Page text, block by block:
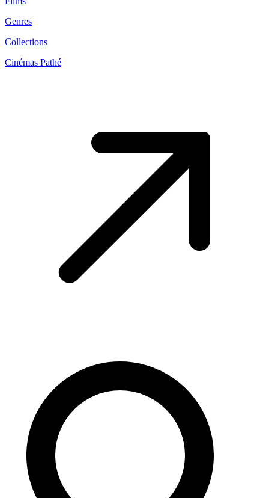
Genres
Collections
Cinémas Pathé